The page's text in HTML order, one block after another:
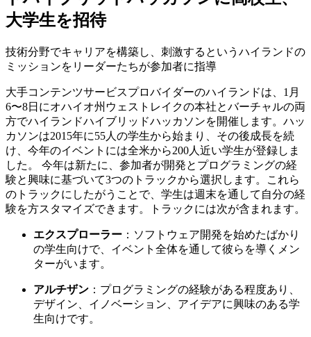
大学生を招待
技術分野でキャリアを構築し、刺激するというハイランドの
ミッションをリーダーたちが参加者に指導
大手コンテンツサービスプロバイダーのハイランドは、1月
6〜8日にオハイオ州ウェストレイクの本社とバーチャルの両
方でハイランドハイブリッドハッカソンを開催します。ハッ
カソンは2015年に55人の学生から始まり、その後成長を続
け、今年のイベントには全米から200人近い学生が登録しま
した。 今年は新たに、参加者が開発とプログラミングの経
験と興味に基づいて3つのトラックから選択します。これら
のトラックにしたがうことで、学生は週末を通して自分の経
験を方スタマイズできます。トラックには次が含まれます。
エクスプローラー ：ソフトウェア開発を始めたばかり
の学生向けで、イベント全体を通して彼らを導くメン
ターがいます。
アルチザン ：プログラミングの経験がある程度あり、
デザイン、イノベーション、アイデアに興味のある学
生向けです。